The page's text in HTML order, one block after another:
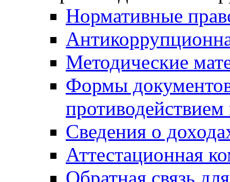
Нормативные
Методические
Формы
Сведения о
Аттестационная